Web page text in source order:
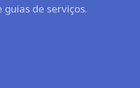
de serviços.